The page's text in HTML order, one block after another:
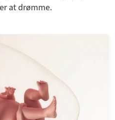
at drømme.